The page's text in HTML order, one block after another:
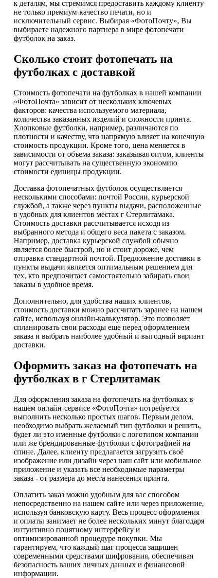
к деталям, мы стремимся предоставить каждому клиенту
не только премиум-качество печати, но и
исключительный сервис. Выбирая «ФотоПочту», Вы
выбираете надежного партнера в мире фотопечати
футболок на заказ.
Сколько стоит фотопечать на
футболках с доставкой
Стоимость фотопечати на футболках в нашей компании
«ФотоПочта» зависит от нескольких ключевых
факторов: качества используемого материала,
количества заказанных изделий и сложности принта.
Хлопковые футболки, например, различаются по
плотности и качеству, что напрямую влияет на конечную
стоимость продукции. Кроме того, цена меняется в
зависимости от объема заказа: заказывая оптом, клиенты
могут рассчитывать на существенную экономию
стоимости единицы продукции.
Доставка фотопечатных футболок осуществляется
несколькими способами: почтой России, курьерской
службой, а также через пункты выдачи, расположенные
в удобных для клиентов местах г Стерлитамака.
Стоимость доставки рассчитывается исходя из
выбранного метода и общего веса пакета с заказом.
Например, доставка курьерской службой обычно
является более быстрой, но и стоит дороже, чем
отправка стандартной почтой. Предложение доставки в
пункты выдачи является оптимальным решением для
тех, кто предпочитает самостоятельно забирать свои
заказы в удобное время.
Дополнительно, для удобства наших клиентов,
стоимость доставки можно рассчитать заранее на нашем
сайте, используя онлайн-калькулятор. Это позволяет
спланировать свои расходы еще перед оформлением
заказа и выбрать наиболее удобный и выгодный вариант
доставки.
Оформить заказ на фотопечать на
футболках в г Стерлитамак
Для оформления заказа на фотопечать на футболках в
нашем онлайн-сервисе «ФотоПочта» потребуется
выполнить несколько простых шагов. Первым делом,
необходимо выбрать желаемый тип футболки и решить,
будет ли это именные футболки с логотипом компании
или же брендированные футболки с фотографией на
спине. Далее, клиенту предлагается загрузить своё
изображение или дизайн через наш сайт или мобильное
приложение и указать все необходимые параметры
заказа - от размера до места нанесения принта.
Оплатить заказ можно удобным для вас способом
непосредственно на нашем сайте или через приложение,
используя банковскую карту. Весь процесс оформления
и оплаты занимает не более нескольких минут благодаря
интуитивно понятному интерфейсу и
оптимизированной процедуре покупки. Мы
гарантируем, что каждый шаг процесса защищен
современными средствами шифрования, обеспечивая
безопасность ваших личных данных и финансовой
информации.